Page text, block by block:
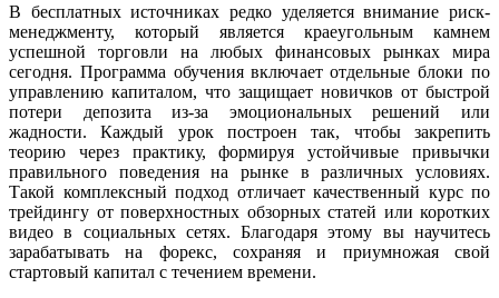
В бесплатных источниках редко уделяется внимание риск-
менеджменту, который является краеугольным камнем
успешной торговли на любых финансовых рынках мира
сегодня. Программа обучения включает отдельные блоки по
управлению капиталом, что защищает новичков от быстрой
потери депозита из-за эмоциональных решений или
жадности. Каждый урок построен так, чтобы закрепить
теорию через практику, формируя устойчивые привычки
правильного поведения на рынке в различных условиях.
Такой комплексный подход отличает качественный курс по
трейдингу от поверхностных обзорных статей или коротких
видео в социальных сетях. Благодаря этому вы научитесь
зарабатывать на форекс, сохраняя и приумножая свой
стартовый капитал с течением времени.